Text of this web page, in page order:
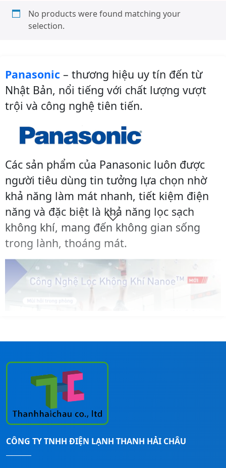
No products were found matching your
selection.
Panasonic – thương hiệu uy tín đến từ
Nhật Bản, nổi tiếng với chất lượng vượt
trội và công nghệ tiên tiến.
Các sản phẩm của Panasonic luôn được
người tiêu dùng tin tưởng lựa chọn nhờ
khả năng làm mát nhanh, tiết kiệm điện
năng và đặc biệt là khả năng lọc sạch
không khí, mang đến không gian sống
trong lành, thoáng mát.
Bạn đang có nhu cầu cần được tư vấn –
báo giá – khảo sát – lắp đặt các loại máy
lạnh Panasonic cho mọi công trình, bạn
liên hệ ngay đến số
CÔNG TY TNHH ĐIỆN LẠNH THANH HẢI CHÂU